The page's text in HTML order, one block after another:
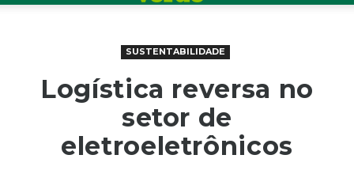
SUSTENTABILIDADE
Logística reversa no
setor de
eletroeletrônicos